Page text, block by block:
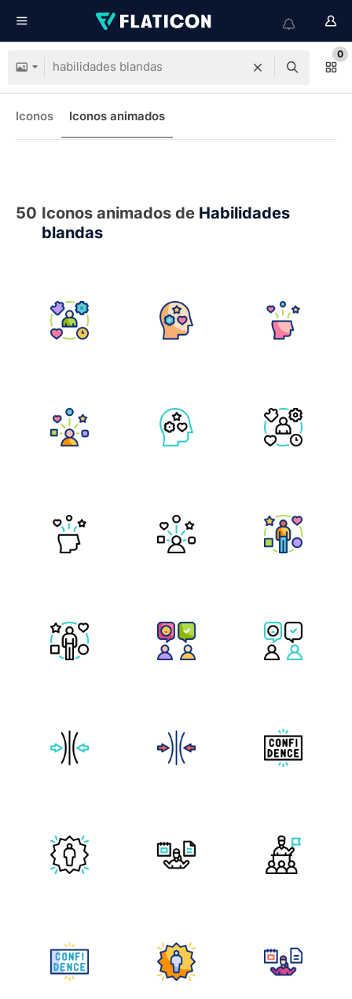
0
Iconos Iconos animados
50 Iconos animados de Habilidades
blandas